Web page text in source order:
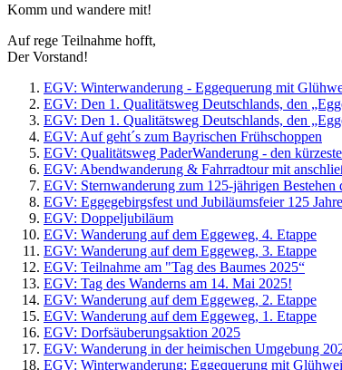
Komm und wandere mit!
Auf rege Teilnahme hofft,
Der Vorstand!
EGV: Winterwanderung - Eggequerung mit
EGV: Den 1. Qualitätsweg Deutschlands, den
EGV: Den 1. Qualitätsweg Deutschlands, den
EGV: Auf geht´s zum Bayrischen Frühschoppen
EGV: Qualitätsweg PaderWanderung - den
EGV: Abendwanderung & Fahrradtour mit
EGV: Sternwanderung zum 125-jährigen
EGV: Eggegebirgsfest und Jubiläumsfeier 125
EGV: Doppeljubiläum
EGV: Wanderung auf dem Eggeweg, 4. Etappe
EGV: Wanderung auf dem Eggeweg, 3. Etappe
EGV: Teilnahme am "Tag des Baumes 2025“
EGV: Tag des Wanderns am 14. Mai 2025!
EGV: Wanderung auf dem Eggeweg, 2. Etappe
EGV: Wanderung auf dem Eggeweg, 1. Etappe
EGV: Dorfsäuberungsaktion 2025
EGV: Wanderung in der heimischen Umgebung
EGV: Winterwanderung: Eggequerung mit